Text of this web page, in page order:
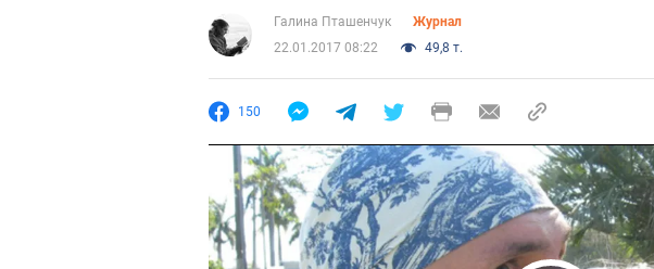
Галина Пташенчук
Журнал
22.01.2017 08:22
49,8 т.
150